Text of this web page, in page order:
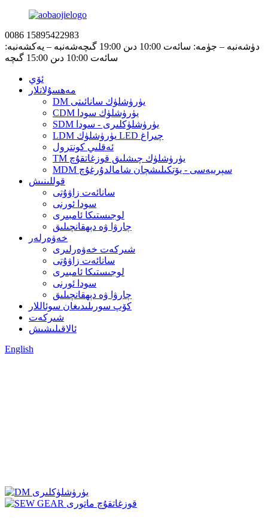
0086 15895422983
دۈشەنبە – جۈمە: سائەت 10:00 دىن 19:00 گىچە
شەنبە – يەكشەنبە:
سائەت 10:00 دىن 15:00 گىچە
ئۆي
مەھسۇلاتلار
DM يۈرۈشلۈك سانائىتى
CDM يۈرۈشلۈك سودا
SDM يۈرۈشلۈكلىرى - سودا
LDM يۈرۈشلۈك LED چىراغ
ئەقلىي كونترول
TM يۈرۈشلۈك چىشلىق قوزغاتقۇچ
MDM سېرىيەسى - يۆتكىلىشچان شامالدۇرغۇچ
قوللىنىش
سانائەت زاۋۇتى
سودا ئورنى
لوجىستىكا ئامبىرى
چارۋا ۋە دېھقانچىلىق
خەۋەرلەر
شىركەت خەۋەرلىرى
سانائەت زاۋۇتى
لوجىستىكا ئامبىرى
سودا ئورنى
چارۋا ۋە دېھقانچىلىق
كۆپ سورىلىدىغان سوئاللار
شىركەت
ئالاقىلىشىش
English